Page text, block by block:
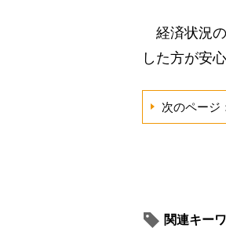
経済状況の
した方が安
次のページ
関連キー